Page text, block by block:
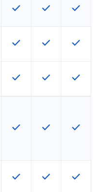
นี้ใช้ได้กับ SKU
ฟีเจอร์นี้ใช้ได้กับ SKU
check ฟีเจอร์นี้ใช้ได้กับ
check ฟีเจอร์นี้
check
นี้ใช้ไม่ได้กับ SKU นี้
ฟีเจอร์นี้ใช้ได้กับ SKU
check ฟีเจอร์นี้ใช้ได้กับ
check ฟีเจอร์นี้
check
นี้ใช้ได้กับ SKU
ฟีเจอร์นี้ใช้ได้กับ SKU
check ฟีเจอร์นี้ใช้ได้กับ
check ฟีเจอร์นี้
check
นี้ใช้ได้กับ SKU
ฟีเจอร์นี้ใช้ได้กับ SKU
check ฟีเจอร์นี้ใช้ได้กับ
check ฟีเจอร์นี้
check
นี้ใช้ได้กับ SKU
ฟีเจอร์นี้ใช้ได้กับ SKU
check ฟีเจอร์นี้ใช้ได้กับ
check ฟีเจอร์นี้
check